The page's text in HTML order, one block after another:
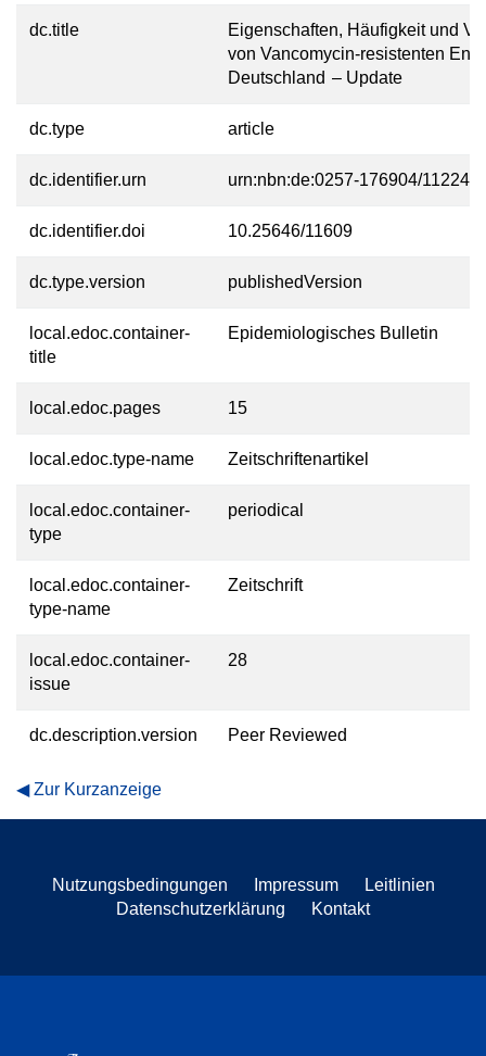
dc.title
Eigenschaften, Häufigkeit und
von Vancomycin-resistenten
Deutschland – Update
dc.type article
dc.identifier.urn urn:nbn:de:0257-176904/11224-7
dc.identifier.doi 10.25646/11609
dc.type.version publishedVersion
local.edoc.container-
title
Epidemiologisches Bulletin
local.edoc.pages 15
local.edoc.type-name Zeitschriftenartikel
local.edoc.container-
type
periodical
local.edoc.container-
type-name
Zeitschrift
local.edoc.container-
issue
28
dc.description.version Peer Reviewed
Zur Kurzanzeige
Nutzungsbedingungen Impressum
Leitlinien
Datenschutzerklärung
Kontakt